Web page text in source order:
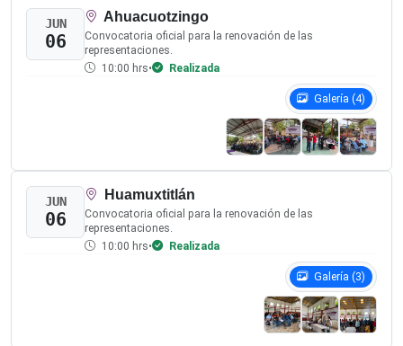
Preguntas Frecuentes
Selecciona una categoría para resolver de manera clara y breve
tus dudas sobre el procedimiento 2026.
1. Aspectos Generales
2. Etapas y Fechas